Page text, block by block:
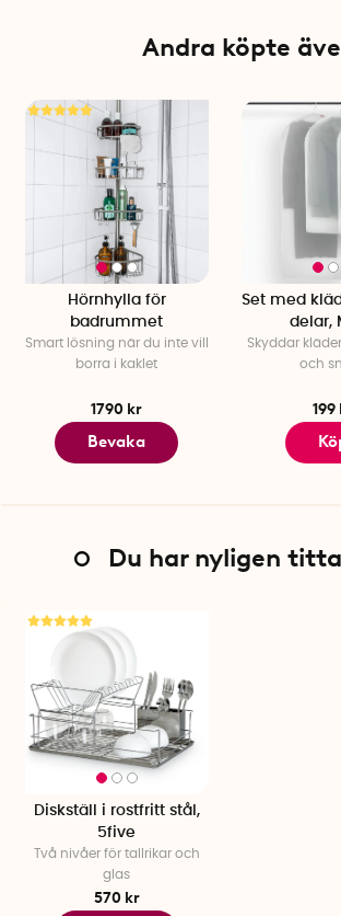
Andra köpte
Hörnhylla för
badrummet
Smart lösning när du inte vill
borra i kaklet
1790 kr
Bevaka
Set med
delar,
Skyddar
och
199
Du har nyligen
Diskställ i rostfritt stål,
5five
Två nivåer för tallrikar och
glas
570 kr